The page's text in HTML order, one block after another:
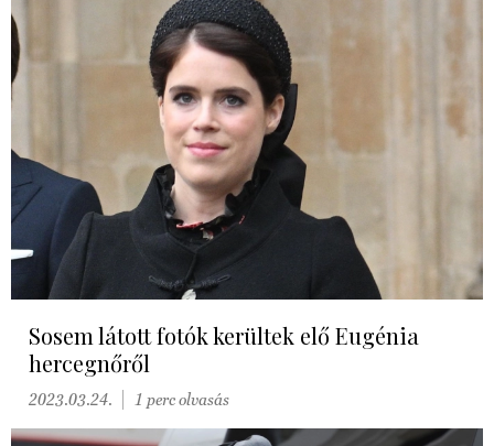
Sosem látott fotók kerültek elő Eugénia
hercegnőről
2023.03.24. 1 perc olvasás